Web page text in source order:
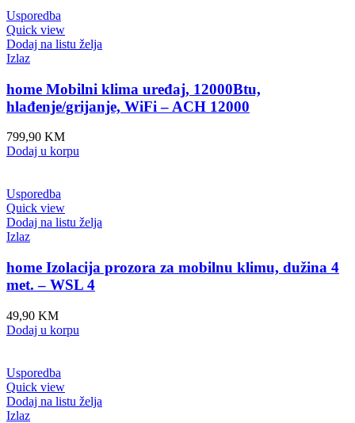
Usporedba
Quick view
Dodaj na listu želja
Izlaz
home Mobilni klima uređaj, 12000Btu,
hlađenje/grijanje, WiFi – ACH 12000
799,90 KM
Dodaj u korpu
Usporedba
Quick view
Dodaj na listu želja
Izlaz
home Izolacija prozora za mobilnu klimu, dužina 4
met. – WSL 4
49,90 KM
Dodaj u korpu
Usporedba
Quick view
Dodaj na listu želja
Izlaz